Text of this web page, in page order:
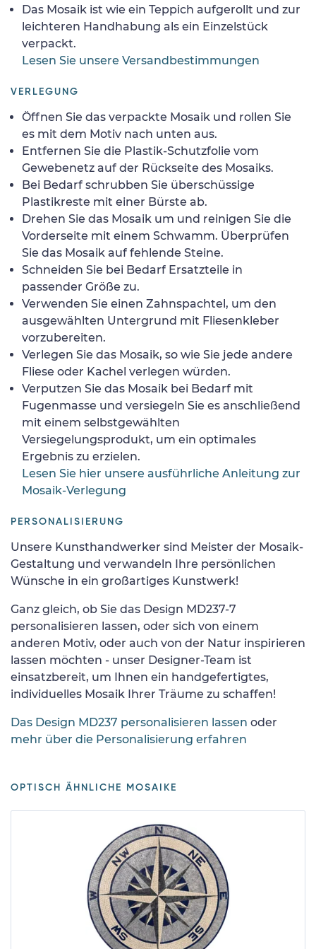
Das Mosaik ist wie ein Teppich aufgerollt und zur
leichteren Handhabung als ein Einzelstück
verpackt.
Lesen Sie unsere Versandbestimmungen
VERLEGUNG
Öffnen Sie das verpackte Mosaik und rollen Sie
es mit dem Motiv nach unten aus.
Entfernen Sie die Plastik-Schutzfolie vom
Gewebenetz auf der Rückseite des Mosaiks.
Bei Bedarf schrubben Sie überschüssige
Plastikreste mit einer Bürste ab.
Drehen Sie das Mosaik um und reinigen Sie die
Vorderseite mit einem Schwamm. Überprüfen
Sie das Mosaik auf fehlende Steine.
Schneiden Sie bei Bedarf Ersatzteile in
passender Größe zu.
Verwenden Sie einen Zahnspachtel, um den
ausgewählten Untergrund mit Fliesenkleber
vorzubereiten.
Verlegen Sie das Mosaik, so wie Sie jede andere
Fliese oder Kachel verlegen würden.
Verputzen Sie das Mosaik bei Bedarf mit
Fugenmasse und versiegeln Sie es anschließend
mit einem selbstgewählten
Versiegelungsprodukt, um ein optimales
Ergebnis zu erzielen.
Lesen Sie hier unsere ausführliche Anleitung zur
Mosaik-Verlegung
PERSONALISIERUNG
Unsere Kunsthandwerker sind Meister der Mosaik-
Gestaltung und verwandeln Ihre persönlichen
Wünsche in ein großartiges Kunstwerk!
Ganz gleich, ob Sie das Design MD237-7
personalisieren lassen, oder sich von einem
anderen Motiv, oder auch von der Natur inspirieren
lassen möchten - unser Designer-Team ist
einsatzbereit, um Ihnen ein handgefertigtes,
individuelles Mosaik Ihrer Träume zu schaffen!
Das Design MD237 personalisieren lassen oder
mehr über die Personalisierung erfahren
OPTISCH ÄHNLICHE MOSAIKE